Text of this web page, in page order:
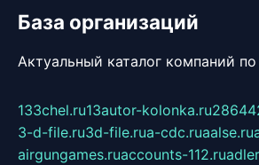
База организаций
Актуальный каталог компаний
133chel.ru13autor-kolonka.ru
3-d-file.ru3d-file.rua-cdc.ruaalse.ru
airgungames.ruaccounts-112.ru